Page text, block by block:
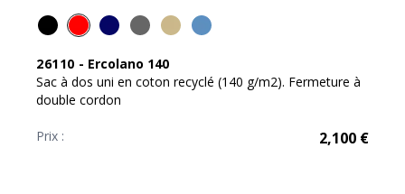
26110 - Ercolano 140
Sac à dos uni en coton recyclé (140 g/m2). Fermeture à
double cordon
Prix : 2,100 €